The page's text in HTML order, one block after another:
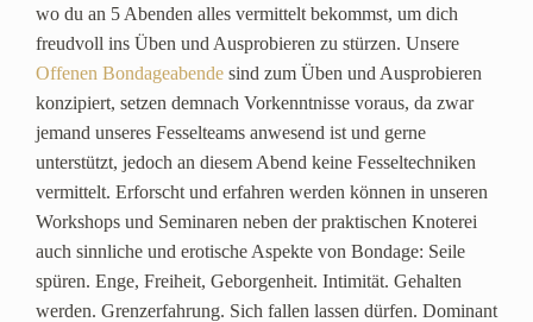
wo du an 5 Abenden alles vermittelt bekommst, um dich
freudvoll ins Üben und Ausprobieren zu stürzen. Unsere
Offenen Bondageabendesind zum Üben und Ausprobieren
konzipiert, setzen demnach Vorkenntnisse voraus, da zwar
jemand unseres Fesselteams anwesend ist und gerne
unterstützt, jedoch an diesem Abend keine Fesseltechniken
vermittelt. Erforscht und erfahren werden können in unseren
Workshops und Seminaren neben der praktischen Knoterei
auch sinnliche und erotische Aspekte von Bondage: Seile
spüren. Enge, Freiheit, Geborgenheit. Intimität. Gehalten
werden. Grenzerfahrung. Sich fallen lassen dürfen. Dominant